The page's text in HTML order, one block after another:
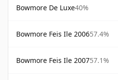
Bowmore De Luxe40%
Bowmore Feis Ile 200657.4%
Bowmore Feis Ile 200757.1%